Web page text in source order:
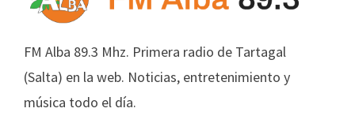
FM Alba 89.3 Mhz. Primera radio de Tartagal
(Salta) en la web. Noticias, entretenimiento y
música todo el día.